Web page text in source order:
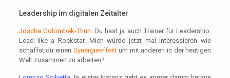
Leadership im digitalen Zeitalter
Joscha Golombek-Thun:Du hast ja auch Trainer für Leadership.
Lead like a Rockstar. Mich würde jetzt mal interessieren wie
schaffst du einen Synergieeffektum mit anderen in der heutigen
Welt zusammen zu arbeiten?